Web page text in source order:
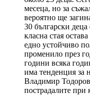
месеца, но за
вероятно ще
30 български
класна стая
едно устойчиво
променило през
години всяка
има тенденция за
Владимир
пострадалите при